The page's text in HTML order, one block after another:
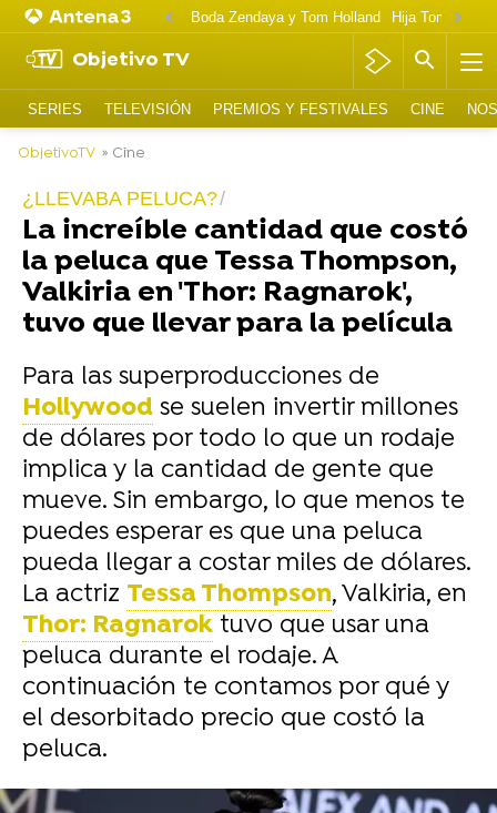
Boda Zendaya y Tom Holland Hija Tom
Objetivo TV
SERIES TELEVISIÓN PREMIOS Y FESTIVALES CINE
ObjetivoTV » Cine
¿LLEVABA PELUCA?
La increíble cantidad que costó
la peluca que Tessa Thompson,
Valkiria en 'Thor: Ragnarok',
tuvo que llevar para la película
Para las superproducciones de
Hollywood se suelen invertir millones
de dólares por todo lo que un rodaje
implica y la cantidad de gente que
mueve. Sin embargo, lo que menos te
puedes esperar es que una peluca
pueda llegar a costar miles de dólares.
La actriz Tessa Thompson, Valkiria, en
Thor: Ragnarok tuvo que usar una
peluca durante el rodaje. A
continuación te contamos por qué y
el desorbitado precio que costó la
peluca.
-